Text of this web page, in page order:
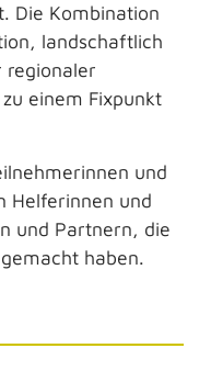
Die Kombination
landschaftlich
regionaler
einem Fixpunkt
und
Helferinnen und
und Partnern, die
haben.